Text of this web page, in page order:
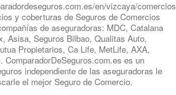
en/vizcaya/comercios
y coberturas de Seguros de Comercios
de aseguradoras: MDC, Catalana
Asisa, Seguros Bilbao, Qualitas Auto,
Propietarios, Ca Life, MetLife, AXA,
ComparadorDeSeguros.com.es es un
independiente de las aseguradoras le
el mejor Seguro de Comercio.